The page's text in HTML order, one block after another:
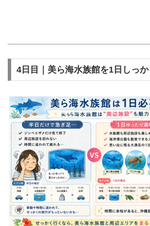
4日目｜美ら海水族館を1日しっ